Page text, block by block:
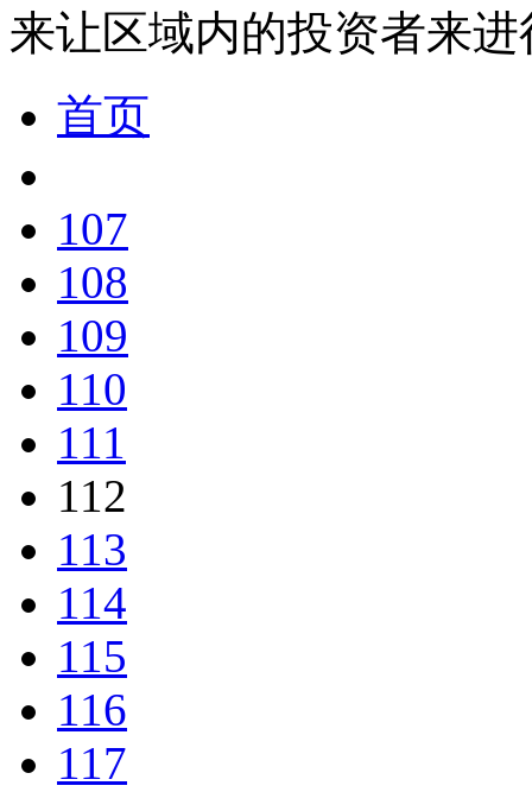
来让区域内的投资者来进
首页
107
108
109
110
111
112
113
114
115
116
117